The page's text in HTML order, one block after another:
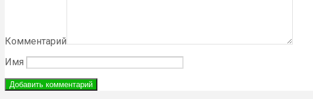
Комментарий
Имя